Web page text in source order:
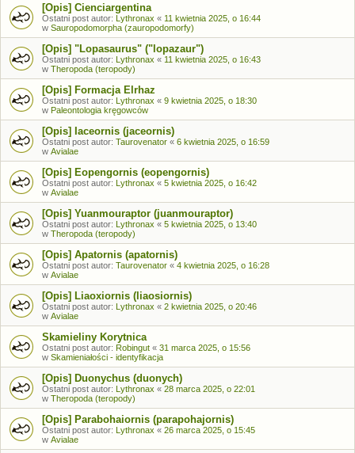
[Opis] Cienciargentina
Ostatni post autor: Lythronax « 11 kwietnia 2025, o 16:44
w Sauropodomorpha (zauropodomorfy)
[Opis] "Lopasaurus" ("lopazaur")
Ostatni post autor: Lythronax « 11 kwietnia 2025, o 16:43
w Theropoda (teropody)
[Opis] Formacja Elrhaz
Ostatni post autor: Lythronax « 9 kwietnia 2025, o 18:30
w Paleontologia kręgowców
[Opis] Iaceornis (jaceornis)
Ostatni post autor: Taurovenator « 6 kwietnia 2025, o 16:59
w Avialae
[Opis] Eopengornis (eopengornis)
Ostatni post autor: Lythronax « 5 kwietnia 2025, o 16:42
w Avialae
[Opis] Yuanmouraptor (juanmouraptor)
Ostatni post autor: Lythronax « 5 kwietnia 2025, o 13:40
w Theropoda (teropody)
[Opis] Apatornis (apatornis)
Ostatni post autor: Taurovenator « 4 kwietnia 2025, o 16:28
w Avialae
[Opis] Liaoxiornis (liaosiornis)
Ostatni post autor: Lythronax « 2 kwietnia 2025, o 20:46
w Avialae
Skamieliny Korytnica
Ostatni post autor: Robingut « 31 marca 2025, o 15:56
w Skamieniałości - identyfikacja
[Opis] Duonychus (duonych)
Ostatni post autor: Lythronax « 28 marca 2025, o 22:01
w Theropoda (teropody)
[Opis] Parabohaiornis (parapohajornis)
Ostatni post autor: Lythronax « 26 marca 2025, o 15:45
w Avialae